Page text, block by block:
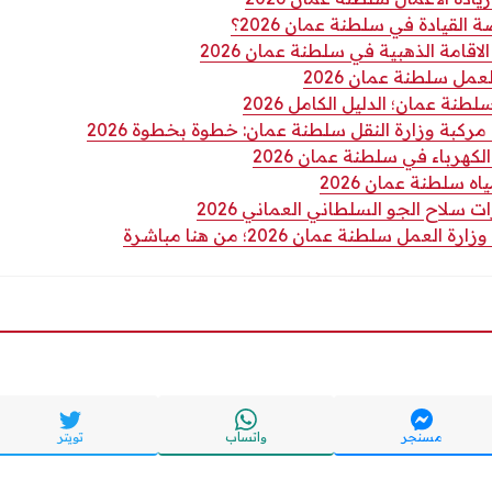
في سلطنة عمان 2026؟
الذهبية في سلطنة عمان 2026
سلطنة عمان 2026
عمان؛ الدليل الكامل 2026
وزارة النقل سلطنة عمان: خطوة بخطوة 2026
في سلطنة عمان 2026
سلطنة عمان 2026
سلاح الجو السلطاني العماني 2026
سلطنة عمان 2026؛ من هنا مباشرة
مسنجر واتساب تويتر